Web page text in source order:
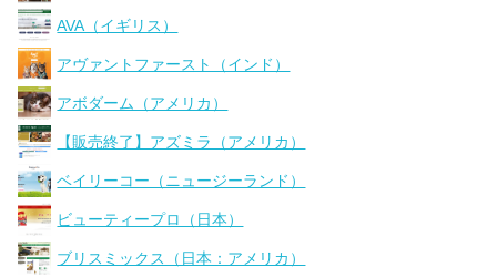
AVA（イギリス）
アヴァントファースト（インド）
アボダーム（アメリカ）
【販売終了】アズミラ（アメリカ）
ベイリーコー（ニュージーランド）
ビューティープロ（日本）
ブリスミックス（日本：アメリカ）